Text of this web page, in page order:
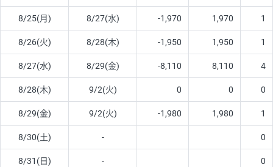
8/25(月) 8/27(水) -1,970 1,970 1
8/26(火) 8/28(木) -1,950 1,950 1
8/27(水) 8/29(金) -8,110 8,110 4
8/28(木) 9/2(火) 0 0 0
8/29(金) 9/2(火) -1,980 1,980 1
8/30(土) - 0
8/31(日) - 0